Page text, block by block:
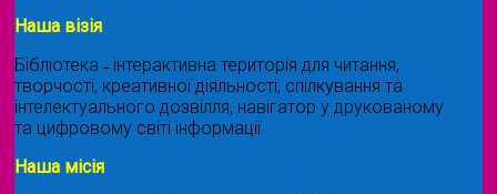
Наша візія
Бібліотека ˗ інтерактивна територія для читання,
творчості, креативної діяльності, спілкування та
інтелектуального дозвілля, навігатор у друкованому
та цифровому світі інформації.
Наша місія